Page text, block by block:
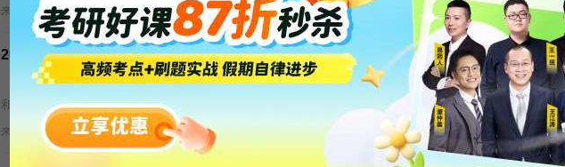
来源 : 11月28日 08:32 关键字 : 考研心态
2025年考研临考：如何调节心理状态，成就最优表现
考研临近，心理状态的调节至关重要。在高压环境下，如何合理调节心理状态，保持最佳备考状态
和临考表现，是每一位考生都需认真规划的。以下是帮助你在2025年考研前夕调节心态的一些有效...
来源 : 11月28日 08:32 关键字 : 考研心态